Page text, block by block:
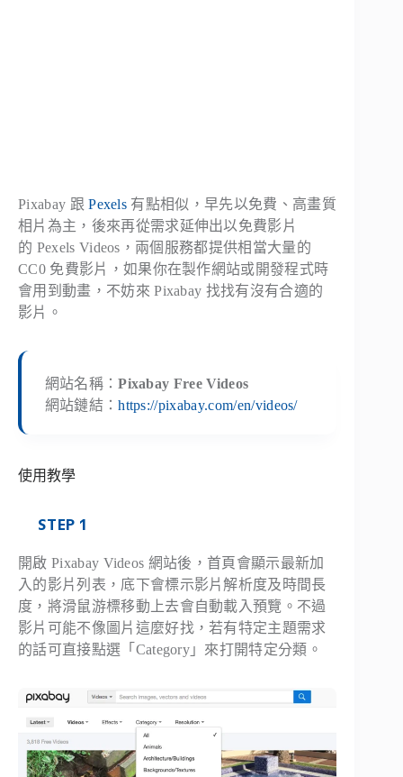
Pixabay 跟Pexels 有點相似，早先以免費、高畫質
相片為主，後來再從需求延伸出以免費影片
的 Pexels Videos，兩個服務都提供相當大量的
CC0 免費影片，如果你在製作網站或開發程式時
會用到動畫，不妨來 Pixabay 找找有沒有合適的
影片。
網站名稱：Pixabay Free Videos
網站鏈結：https://pixabay.com/en/videos/
使用教學
STEP 1
開啟 Pixabay Videos 網站後，首頁會顯示最新加
入的影片列表，底下會標示影片解析度及時間長
度，將滑鼠游標移動上去會自動載入預覽。不過
影片可能不像圖片這麼好找，若有特定主題需求
的話可直接點選「Category」來打開特定分類。